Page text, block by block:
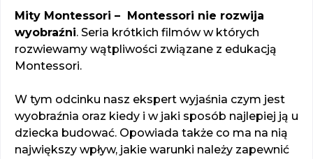
Mity Montessori – Montessori nie rozwija
wyobraźni. Seria krótkich filmów w których
rozwiewamy wątpliwości związane z edukacją
Montessori.
W tym odcinku nasz ekspert wyjaśnia czym jest
wyobraźnia oraz kiedy i w jaki sposób najlepiej ją u
dziecka budować. Opowiada także co ma na nią
największy wpływ, jakie warunki należy zapewnić